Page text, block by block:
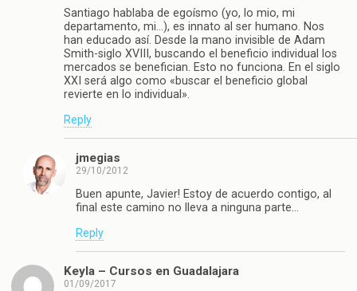
Santiago hablaba de egoísmo (yo, lo mio, mi
departamento, mi…), es innato al ser humano. Nos
han educado así. Desde la mano invisible de Adam
Smith-siglo XVIII, buscando el beneficio individual los
mercados se benefician. Esto no funciona. En el siglo
XXI será algo como «buscar el beneficio global
revierte en lo individual».
Reply
jmegias
29/10/2012
Buen apunte, Javier! Estoy de acuerdo contigo, al
final este camino no lleva a ninguna parte…
Reply
Keyla – Cursos en Guadalajara
01/09/2017